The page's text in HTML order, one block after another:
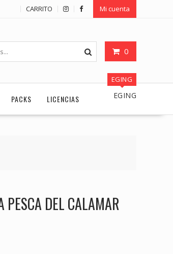
CARRITO Mi cuenta
0
PACKS LICENCIAS
EGING
EGING
PESCA DEL CALAMAR